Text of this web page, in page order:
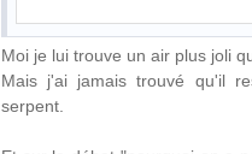
Moi je lui trouve un air plus joli
Mais j'ai jamais trouvé qu'il
serpent.